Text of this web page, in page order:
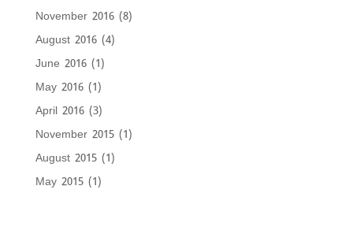
November 2016(8)
August 2016(4)
June 2016(1)
May 2016(1)
April 2016(3)
November 2015(1)
August 2015(1)
May 2015(1)